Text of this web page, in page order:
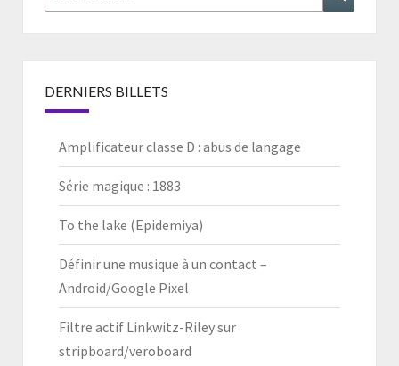
DERNIERS BILLETS
Amplificateur classe D : abus de langage
Série magique : 1883
To the lake (Epidemiya)
Définir une musique à un contact –
Android/Google Pixel
Filtre actif Linkwitz-Riley sur
stripboard/veroboard